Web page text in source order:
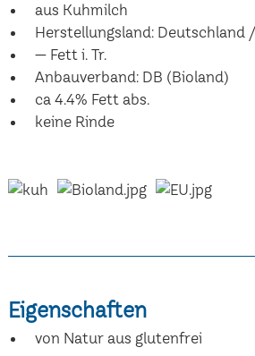
aus Kuhmilch
Herstellungsland: Deutschland
--- Fett i. Tr.
Anbauverband: DB (Bioland)
ca 4.4% Fett abs.
keine Rinde
Eigenschaften
von Natur aus glutenfrei